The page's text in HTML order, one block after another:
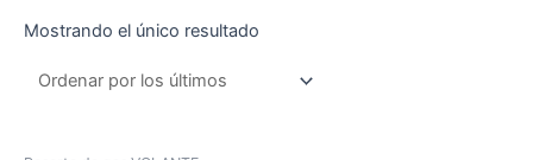
Mostrando el único resultado